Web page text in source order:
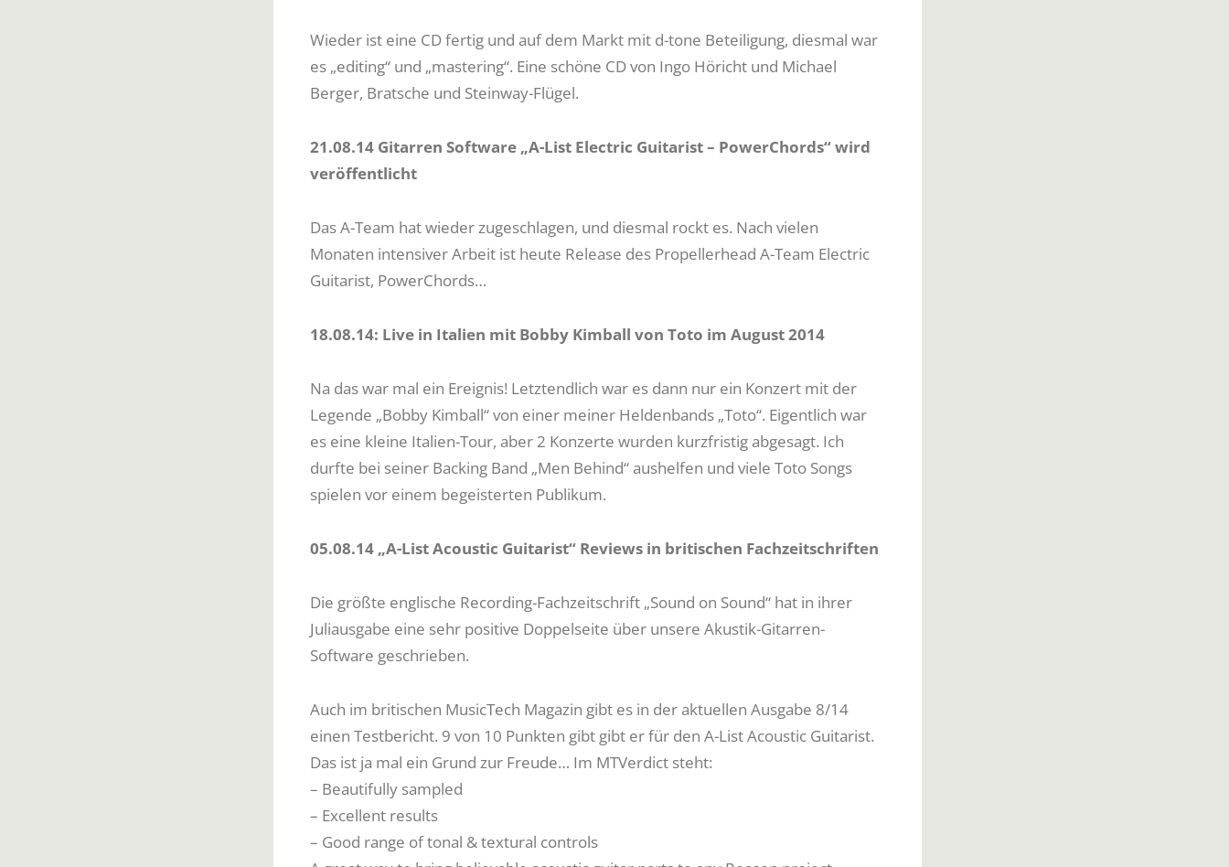
Wieder ist eine CD fertig und auf dem Markt mit d-tone Beteiligung, diesmal war
es „editing“ und „mastering“. Eine schöne CD von Ingo Höricht und Michael
Berger, Bratsche und Steinway-Flügel.
21.08.14 Gitarren Software „A-List Electric Guitarist – PowerChords“ wird
veröffentlicht
Das A-Team hat wieder zugeschlagen, und diesmal rockt es. Nach vielen
Monaten intensiver Arbeit ist heute Release des Propellerhead A-Team Electric
Guitarist, PowerChords…
18.08.14: Live in Italien mit Bobby Kimball von Toto im August 2014
Na das war mal ein Ereignis! Letztendlich war es dann nur ein Konzert mit der
Legende „Bobby Kimball“ von einer meiner Heldenbands „Toto“. Eigentlich war
es eine kleine Italien-Tour, aber 2 Konzerte wurden kurzfristig abgesagt. Ich
durfte bei seiner Backing Band „Men Behind“ aushelfen und viele Toto Songs
spielen vor einem begeisterten Publikum.
05.08.14 „A-List Acoustic Guitarist“ Reviews in britischen Fachzeitschriften
Die größte englische Recording-Fachzeitschrift „Sound on Sound“ hat in ihrer
Juliausgabe eine sehr positive Doppelseite über unsere Akustik-Gitarren-
Software geschrieben.
Auch im britischen MusicTech Magazin gibt es in der aktuellen Ausgabe 8/14
einen Testbericht. 9 von 10 Punkten gibt gibt er für den A-List Acoustic Guitarist.
Das ist ja mal ein Grund zur Freude… Im MTVerdict steht:
– Beautifully sampled
– Excellent results
– Good range of tonal & textural controls